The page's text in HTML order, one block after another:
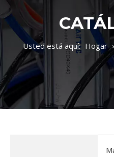
Usted está aquí: Hogar